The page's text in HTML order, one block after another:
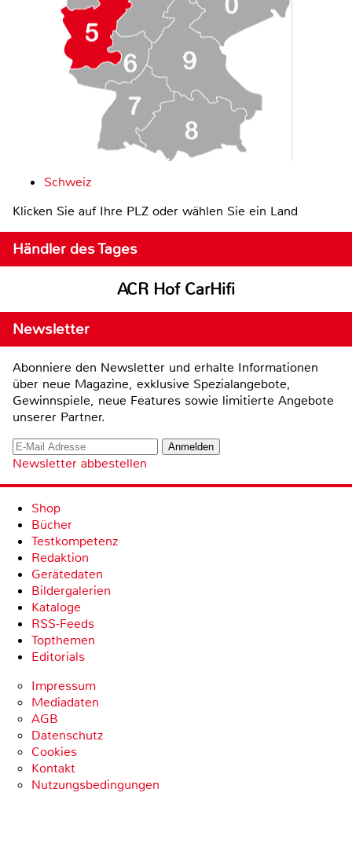
Schweiz
Klicken Sie auf Ihre PLZ oder wählen Sie ein Land
Händler des Tages
ACR Hof CarHifi
Newsletter
Abonniere den Newsletter und erhalte Informationen
über neue Magazine, exklusive Spezialangebote,
Gewinnspiele, neue Features sowie limitierte Angebote
unserer Partner.
Newsletter abbestellen
Shop
Bücher
Testkompetenz
Redaktion
Gerätedaten
Bildergalerien
Kataloge
RSS-Feeds
Topthemen
Editorials
Impressum
Mediadaten
AGB
Datenschutz
Cookies
Kontakt
Nutzungsbedingungen